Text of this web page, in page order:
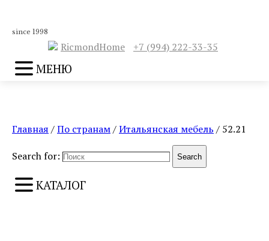
since 1998
RicmondHome +7 (994) 222-33-35
МЕНЮ
Главная /По странам/Итальянская мебель / 52.21
Search for: Search
КАТАЛОГ